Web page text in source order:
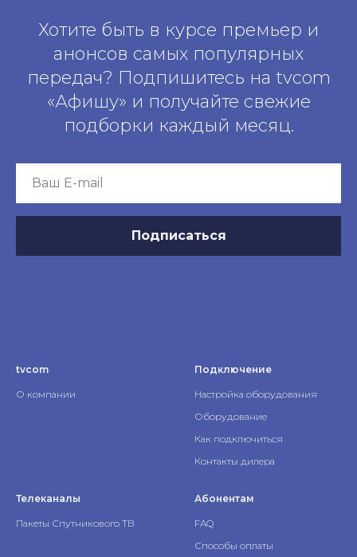
Хотите быть в курсе премьер и
анонсов самых популярных
передач? Подпишитесь на tvcom
«Афишу» и получайте свежие
подборки каждый месяц.
Подписаться
tvcom
О компании
Подключение
Настройка оборудования
Оборудование
Как подключиться
Контакты дилера
Телеканалы
Пакеты Спутникового ТВ
Абонентам
FAQ
Способы оплаты